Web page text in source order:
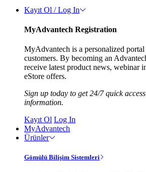
Kayıt Ol / Log In
MyAdvantech Registration
MyAdvantech is a personalized
customers. By becoming an
receive latest product news, webinar
eStore offers.
Sign up today to get 24/7 quick
information.
Kayıt Ol Log In
MyAdvantech
Ürünler
Gömülü Bilişim Sistemleri